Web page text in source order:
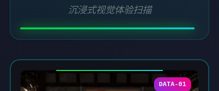
沉浸式视觉体验扫描
DATA-01